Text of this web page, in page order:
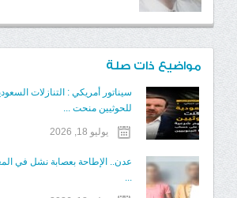
مواضيع ذات صلة
سيناتور أمريكي : التنازلات
للحوثيين منحت ...
يوليو 18, 2026
عدن.. الإطاحة بعصابة نشل في
...